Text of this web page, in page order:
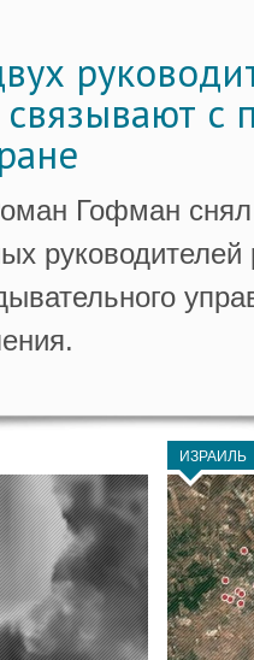
связывают с
Гофман снял
ИЗРАИЛЬ